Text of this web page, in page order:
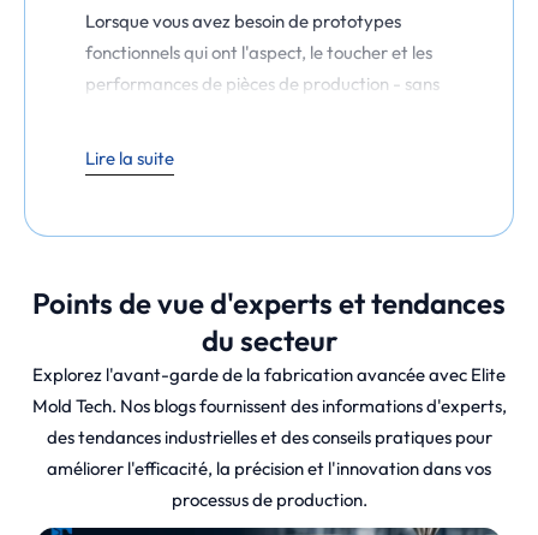
Lorsque vous avez besoin de prototypes
fonctionnels qui ont l'aspect, le toucher et les
performances de pièces de production - sans
européenne.
des services de moulage sous vide de précision
produire des pièces plastiques en petites séries
avec une qualité de surface et une précision
dimensionnelle remarquables.
Lire la suite
Points de vue d'experts et tendances
du secteur
Explorez l'avant-garde de la fabrication avancée avec Elite
Mold Tech. Nos blogs fournissent des informations d'experts,
des tendances industrielles et des conseils pratiques pour
améliorer l'efficacité, la précision et l'innovation dans vos
processus de production.